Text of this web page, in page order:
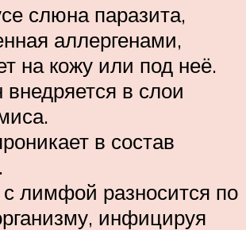
слюна паразита,
аллергенами,
на кожу или под неё.
внедряется в слои
в состав
лимфой разносится по
инфицируя